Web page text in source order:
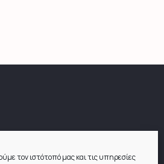
τον ιστότοπό μας και τις υπηρεσίες